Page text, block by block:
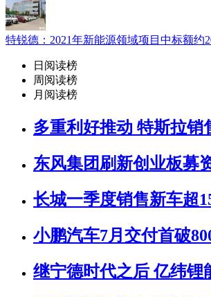
特锐德：2021年新能源领域项目中标额约
日阅读榜
周阅读榜
月阅读榜
多重利好推动 特斯拉销
东风集团刷新创业板募
长城一季度销售新车超
小鹏汽车7月交付首破
继宁德时代之后 亿纬锂